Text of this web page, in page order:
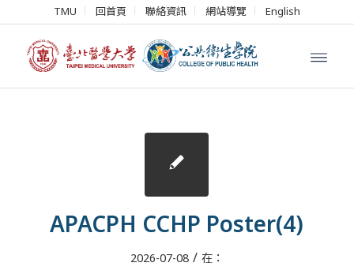
TMU 回首頁 聯絡資訊 網站導覽 English
APACPH CCHP Poster(4)
2026-07-08 / 在：